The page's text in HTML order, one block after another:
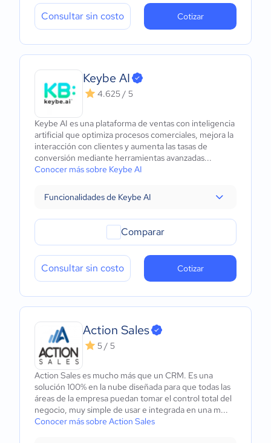
Consultar sin costo Cotizar
Keybe AI
4.625 / 5
Keybe AI es una plataforma de ventas con inteligencia
artificial que optimiza procesos comerciales, mejora la
interacción con clientes y aumenta las tasas de
conversión mediante herramientas avanzadas...
Conocer más sobre Keybe AI
Funcionalidades de Keybe AI
Comparar
Consultar sin costo Cotizar
Action Sales
5 / 5
Action Sales es mucho más que un CRM. Es una
solución 100% en la nube diseñada para que todas las
áreas de la empresa puedan tomar el control total del
negocio, muy simple de usar e integrada en una m...
Conocer más sobre Action Sales